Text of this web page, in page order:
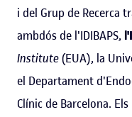
i del Grup de Recerca
ambdós de l'IDIBAPS,
Institute(EUA), la
el Departament
Clínic de Barcelona.